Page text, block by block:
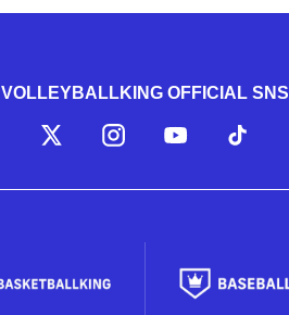
VOLLEYBALLKING OFFICIAL SNS